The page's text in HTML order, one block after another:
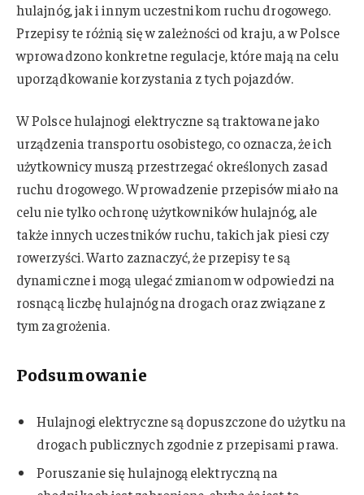
hulajnóg, jak i innym uczestnikom ruchu drogowego.
Przepisy te różnią się w zależności od kraju, a w Polsce
wprowadzono konkretne regulacje, które mają na celu
uporządkowanie korzystania z tych pojazdów.
W Polsce hulajnogi elektryczne są traktowane jako
urządzenia transportu osobistego, co oznacza, że ich
użytkownicy muszą przestrzegać określonych zasad
ruchu drogowego. Wprowadzenie przepisów miało na
celu nie tylko ochronę użytkowników hulajnóg, ale
także innych uczestników ruchu, takich jak piesi czy
rowerzyści. Warto zaznaczyć, że przepisy te są
dynamiczne i mogą ulegać zmianom w odpowiedzi na
rosnącą liczbę hulajnóg na drogach oraz związane z
tym zagrożenia.
Podsumowanie
Hulajnogi elektryczne są dopuszczone do użytku na
drogach publicznych zgodnie z przepisami prawa.
Poruszanie się hulajnogą elektryczną na